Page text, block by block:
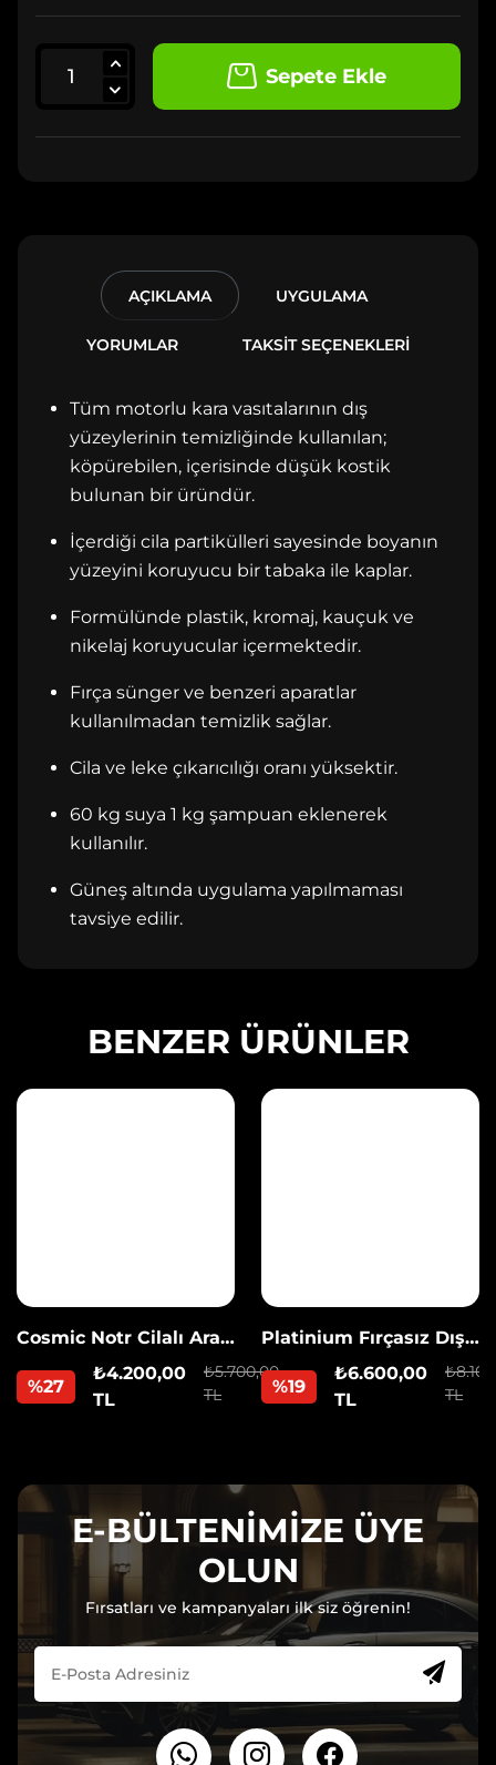
Sepete Ekle
AÇIKLAMA UYGULAMA
YORUMLAR TAKSİT SEÇENEKLERİ
Tüm motorlu kara vasıtalarının dış
yüzeylerinin temizliğinde kullanılan;
köpürebilen, içerisinde düşük kostik
bulunan bir üründür.
İçerdiği cila partikülleri sayesinde boyanın
yüzeyini koruyucu bir tabaka ile kaplar.
Formülünde plastik, kromaj, kauçuk ve
nikelaj koruyucular içermektedir.
Fırça sünger ve benzeri aparatlar
kullanılmadan temizlik sağlar.
Cila ve leke çıkarıcılığı oranı yüksektir.
60 kg suya 1 kg şampuan eklenerek
kullanılır.
Güneş altında uygulama yapılmaması
tavsiye edilir.
BENZER ÜRÜNLER
Cosmic Notr Cilalı Araç
%27
₺4.200,00
TL
₺5.700,00
TL
Platinium Fırçasız Dış
Yıkama
%19
₺6.600,00
TL
TL
E-BÜLTENİMİZE ÜYE
OLUN
Fırsatları ve kampanyaları ilk siz öğrenin!